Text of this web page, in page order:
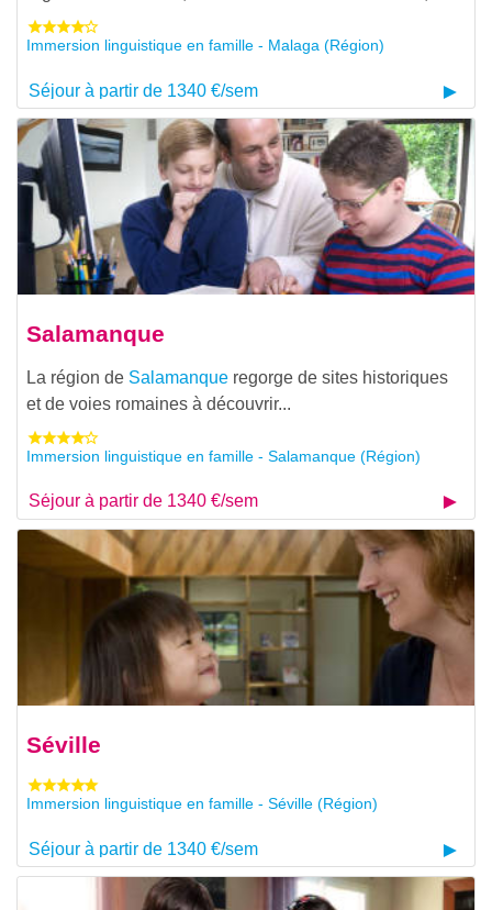
Immersion linguistique en famille - Malaga (Région)
Séjour à partir de 1340 €/sem
Salamanque
La région de Salamanque regorge de sites historiques
et de voies romaines à découvrir...
Immersion linguistique en famille - Salamanque (Région)
Séjour à partir de 1340 €/sem
Séville
Immersion linguistique en famille - Séville (Région)
Séjour à partir de 1340 €/sem